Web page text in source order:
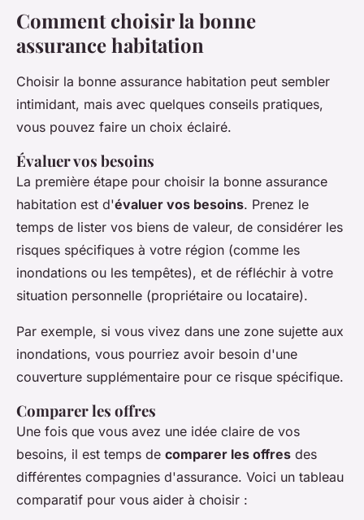
Comment choisir la bonne
assurance habitation
Choisir la bonne assurance habitation peut sembler
intimidant, mais avec quelques conseils pratiques,
vous pouvez faire un choix éclairé.
Évaluer vos besoins
La première étape pour choisir la bonne assurance
habitation est d'évaluer vos besoins. Prenez le
temps de lister vos biens de valeur, de considérer les
risques spécifiques à votre région (comme les
inondations ou les tempêtes), et de réfléchir à votre
situation personnelle (propriétaire ou locataire).
Par exemple, si vous vivez dans une zone sujette aux
inondations, vous pourriez avoir besoin d'une
couverture supplémentaire pour ce risque spécifique.
Comparer les offres
Une fois que vous avez une idée claire de vos
besoins, il est temps de comparer les offres des
différentes compagnies d'assurance. Voici un tableau
comparatif pour vous aider à choisir :